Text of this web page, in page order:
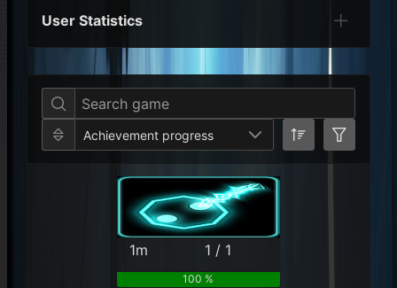
User Statistics
Per Year Last Year Last Month Per
Achievement progress
1m 1 / 1
100 %